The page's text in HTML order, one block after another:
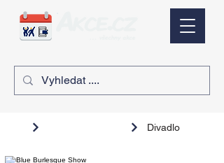
Divadlo